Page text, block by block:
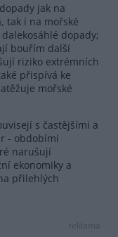
jak na
tak i na mořské
dopady;
bouřím další
riziko extrémních
přispívá ke
mořské
s častějšími a
- obdobími
narušují
ekonomiky a
přilehlých
reklama